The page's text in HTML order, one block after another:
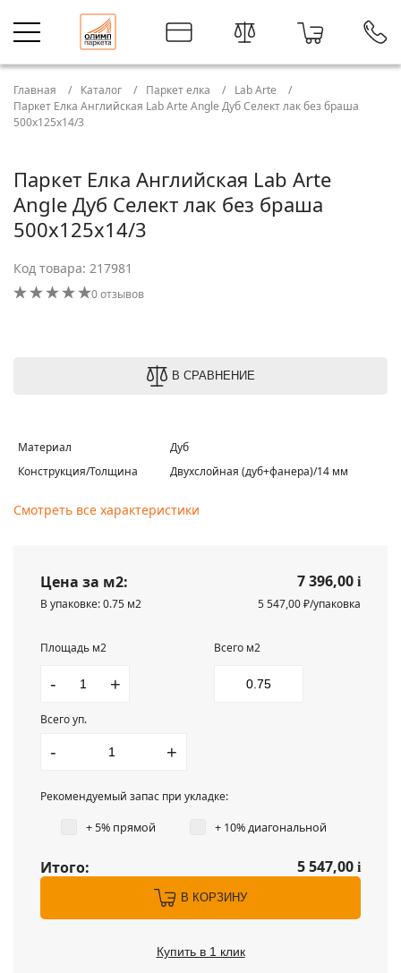
Главная Каталог Паркет елка
Lab Arte
Паркет Елка Английская Lab Arte Angle Дуб Селект лак без браша
500х125х14/3
Паркет Елка Английская Lab Arte
Angle Дуб Селект лак без браша
500х125х14/3
Код товара: 217981
0 отзывов
В СРАВНЕНИЕ
Материал
Дуб
Конструкция/Толщина
Двухслойная (дуб+фанера)/14 мм
Смотреть все характеристики
Цена за м2: 7 396,00 i
В упаковке: 0.75 м2
5 547,00 ₽/упаковка
Площадь м2
- +
Всего м2
Всего уп.
- +
Рекомендуемый запас при укладке:
+ 5% прямой + 10% диагональной
Итого: 5 547,00 i
В КОРЗИНУ
Купить в 1 клик